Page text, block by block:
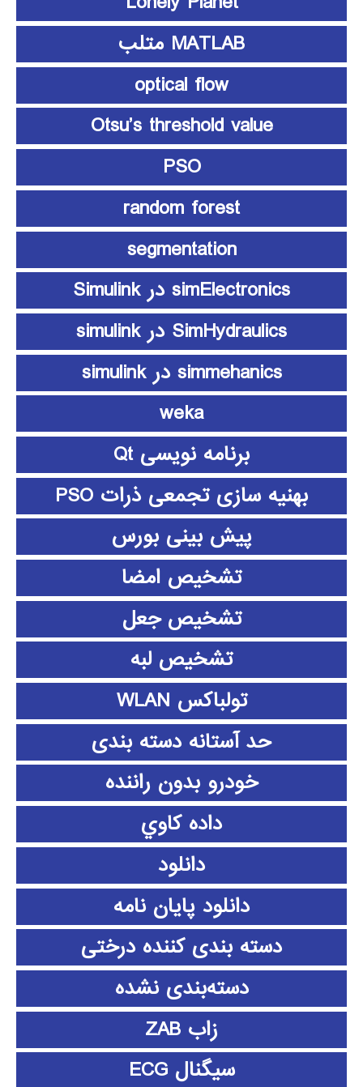
MATLAB متلب
optical flow
Otsu’s threshold value
PSO
random forest
segmentation
simElectronics در Simulink
SimHydraulics در simulink
simmehanics در simulink
weka
برنامه نویسی Qt
بهنیه سازی تجمعی ذرات PSO
پیش بینی بورس
تشخیص امضا
تشخیص جعل
تشخیص لبه
تولباکس WLAN
حد آستانه دسته بندی
خودرو بدون راننده
داده كاوي
دانلود
دانلود پايان نامه
دسته بندی کننده درختی
دسته‌بندی نشده
زاب ZAB
سیگنال ECG